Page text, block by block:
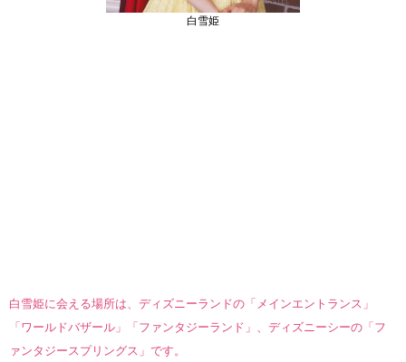
白雪姫
白雪姫に会える場所は、ディズニーランドの「メインエントランス」
「ワールドバザール」「ファンタジーランド」、ディズニーシーの「フ
ァンタジースプリングス」です。